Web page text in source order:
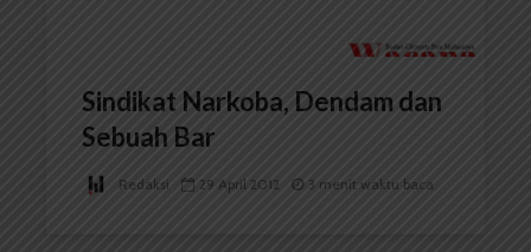
Sindikat Narkoba, Dendam dan
Sebuah Bar
Redaksi 29 April 2012 3 menit waktu baca